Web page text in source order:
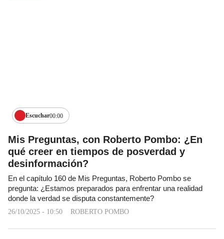
Escuchar00:00
Mis Preguntas, con Roberto Pombo: ¿En
qué creer en tiempos de posverdad y
desinformación?
En el capítulo 160 de Mis Preguntas, Roberto Pombo se
pregunta: ¿Estamos preparados para enfrentar una realidad
donde la verdad se disputa constantemente?
26/10/2025 - 10:50 ROBERTO POMBO